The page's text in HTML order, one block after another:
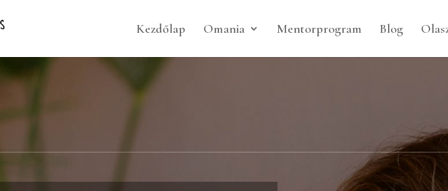
Kezdőlap Omania Mentorprogram Blog